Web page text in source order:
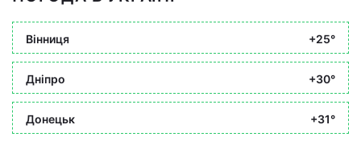
Вінниця +25°
Дніпро +30°
Донецьк +31°